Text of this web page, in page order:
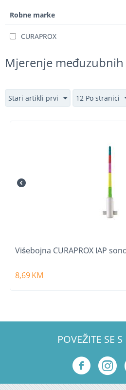
Robne marke
CURAPROX
Mjerenje
Stari artikli prvi 12 Po stranici
Višebojna CURAPROX IAP
8,69KM
POVEŽITE SE